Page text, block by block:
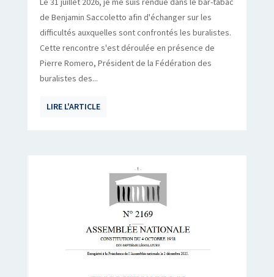
de Benjamin Saccoletto afin d'échanger sur les
difficultés auxquelles sont confrontés les buralistes.
Cette rencontre s'est déroulée en présence de
Pierre Romero, Président de la Fédération des
buralistes des...
LIRE L'ARTICLE